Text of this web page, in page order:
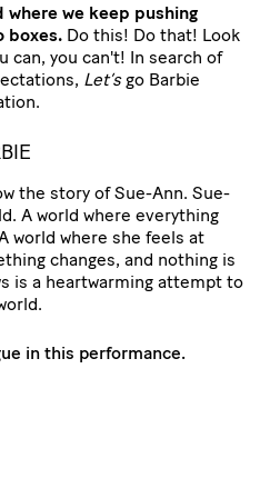
we keep pushing
boxes. Do this! Do that! Look
can, you can't! In search of
Let’sgo Barbie
the story of Sue-Ann. Sue-
A world where everything
world where she feels at
changes, and nothing is
is a heartwarming attempt to
in this performance.